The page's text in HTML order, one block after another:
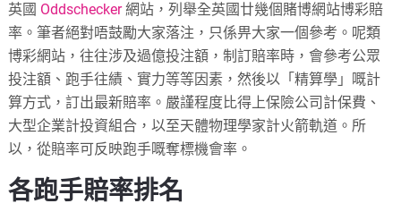
英國 Oddschecker網站，列舉全英國廿幾個賭博網站博彩賠
率。筆者絕對唔鼓勵大家落注，只係畀大家一個參考。呢類
博彩網站，往往涉及過億投注額，制訂賠率時，會參考公眾
投注額、跑手往績、實力等等因素，然後以「精算學」嘅計
算方式，訂出最新賠率。嚴謹程度比得上保險公司計保費、
大型企業計投資組合，以至天體物理學家計火箭軌道。所
以，從賠率可反映跑手嘅奪標機會率。
各跑手賠率排名